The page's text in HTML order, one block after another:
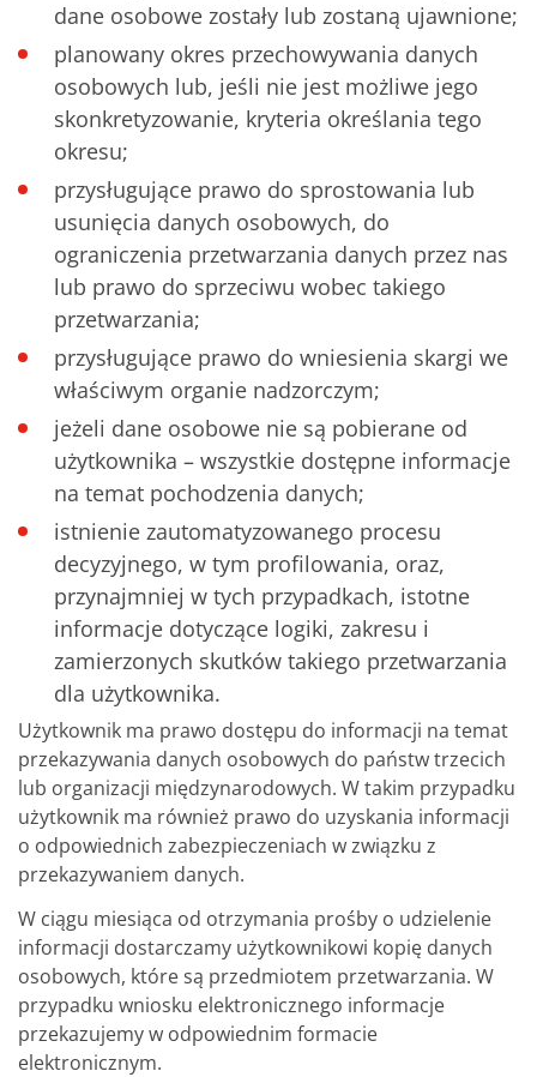
dane osobowe zostały lub zostaną ujawnione;
planowany okres przechowywania danych
osobowych lub, jeśli nie jest możliwe jego
skonkretyzowanie, kryteria określania tego
okresu;
przysługujące prawo do sprostowania lub
usunięcia danych osobowych, do
ograniczenia przetwarzania danych przez nas
lub prawo do sprzeciwu wobec takiego
przetwarzania;
przysługujące prawo do wniesienia skargi we
właściwym organie nadzorczym;
jeżeli dane osobowe nie są pobierane od
użytkownika – wszystkie dostępne informacje
na temat pochodzenia danych;
istnienie zautomatyzowanego procesu
decyzyjnego, w tym profilowania, oraz,
przynajmniej w tych przypadkach, istotne
informacje dotyczące logiki, zakresu i
zamierzonych skutków takiego przetwarzania
dla użytkownika.
Użytkownik ma prawo dostępu do informacji na temat
przekazywania danych osobowych do państw trzecich
lub organizacji międzynarodowych. W takim przypadku
użytkownik ma również prawo do uzyskania informacji
o odpowiednich zabezpieczeniach w związku z
przekazywaniem danych.
W ciągu miesiąca od otrzymania prośby o udzielenie
informacji dostarczamy użytkownikowi kopię danych
osobowych, które są przedmiotem przetwarzania. W
przypadku wniosku elektronicznego informacje
przekazujemy w odpowiednim formacie
elektronicznym.